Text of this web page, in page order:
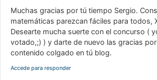
Muchas gracias por tú tiempo Sergio.
matemáticas parezcan fáciles para todos,
Desearte mucha suerte con el concurso (
votado,;) ) y darte de nuevo las gracias
contenido colgado en tú blog.
Accede para responder